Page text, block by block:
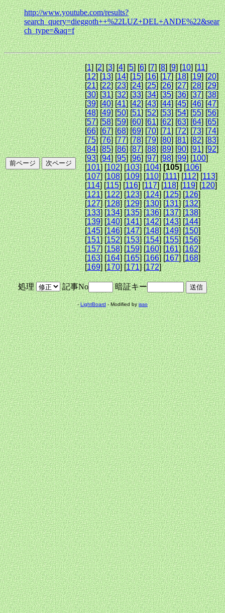
http://www.youtube.com/results?
search_query=dieggoth++%22LUZ+DEL+ANDE%22&sear
ch_type=&aq=f
[1] [2] [3] [4] [5] [6] [7] [8] [9] [10] [11]
[12] [13] [14] [15] [16] [17] [18] [19] [20]
[21] [22] [23] [24] [25] [26] [27] [28] [29]
[30] [31] [32] [33] [34] [35] [36] [37] [38]
[39] [40] [41] [42] [43] [44] [45] [46] [47]
[48] [49] [50] [51] [52] [53] [54] [55] [56]
[57] [58] [59] [60] [61] [62] [63] [64] [65]
[66] [67] [68] [69] [70] [71] [72] [73] [74]
[75] [76] [77] [78] [79] [80] [81] [82] [83]
[84] [85] [86] [87] [88] [89] [90] [91] [92]
[93] [94] [95] [96] [97] [98] [99] [100]
[101] [102] [103] [104][105][106]
[107] [108] [109] [110] [111] [112] [113]
[114] [115] [116] [117] [118] [119] [120]
[121] [122] [123] [124] [125] [126]
[127] [128] [129] [130] [131] [132]
[133] [134] [135] [136] [137] [138]
[139] [140] [141] [142] [143] [144]
[145] [146] [147] [148] [149] [150]
[151] [152] [153] [154] [155] [156]
[157] [158] [159] [160] [161] [162]
[163] [164] [165] [166] [167] [168]
[169] [170] [171] [172]
処理 記事No 暗証キー
-LightBoard- Modified byisso